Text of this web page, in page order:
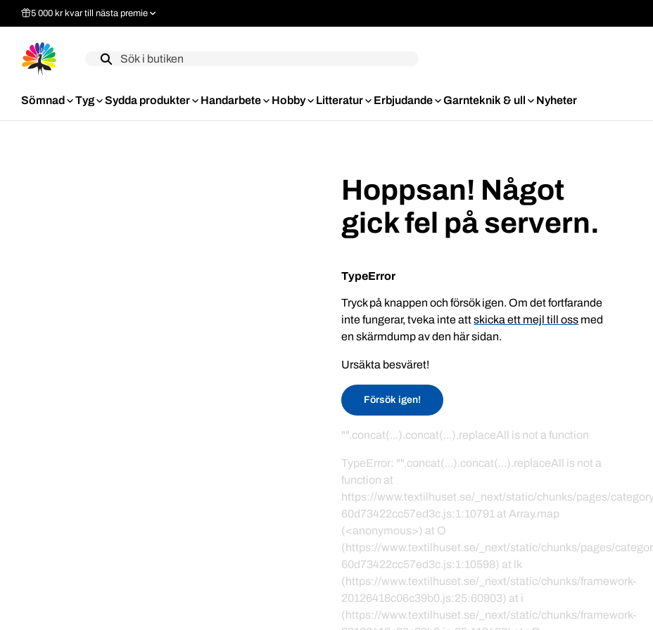
5 000 kr kvar till nästa premie
Label
Sömnad Tyg Sydda produkter Handarbete Hobby Litteratur Erbjudande Garnteknik & ull Nyheter
Hoppsan! Något
gick fel på servern.
TypeError
Tryck på knappen och försök igen. Om det fortfarande
inte fungerar, tveka inte attskicka ett mejl till oss med
en skärmdump av den här sidan.
Ursäkta besväret!
Försök igen!
"".concat(...).concat(...).replaceAll is not a function
TypeError: "".concat(...).concat(...).replaceAll is not a
function at
https://www.textilhuset.se/_next/static/chunks/pages/
60d73422cc57ed3c.js:1:10791 at Array.map
(<anonymous>) at O
(https://www.textilhuset.se/_next/static/chunks/pages/
60d73422cc57ed3c.js:1:10598) at lk
(https://www.textilhuset.se/_next/static/chunks/framework-
20126418c06c39b0.js:25:60903) at i
(https://www.textilhuset.se/_next/static/chunks/framework-